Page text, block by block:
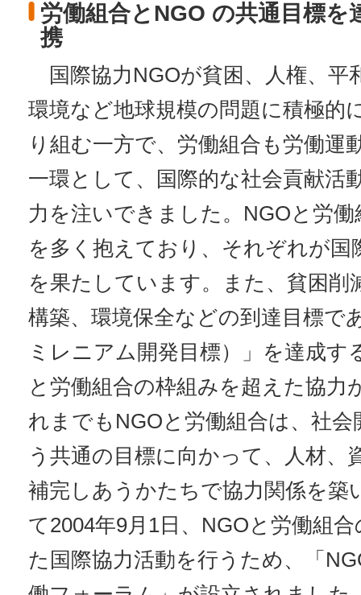
労働組合とNGO の共通目標を
携
国際協力NGOが貧困、人権、平
環境など地球規模の問題に積極的
り組む一方で、労働組合も労働運
一環として、国際的な社会貢献活
力を注いできました。NGOと労
を多く抱えており、それぞれが国
を果たしています。また、貧困削
構築、環境保全などの到達目標で
ミレニアム開発目標）」を達成す
と労働組合の枠組みを超えた協力
れまでもNGOと労働組合は、社
う共通の目標に向かって、人材、
補完しあうかたちで協力関係を築
て2004年9月1日、NGOと労働組
た国際協力活動を行うため、「